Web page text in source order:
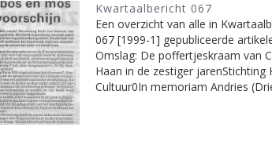
Kwartaalbericht 067
Een overzicht van alle in
067 [1999-1] gepubliceerde
Omslag: De poffertjeskraam van
Haan in de zestiger jarenStichting
Cultuur0In memoriam Andries